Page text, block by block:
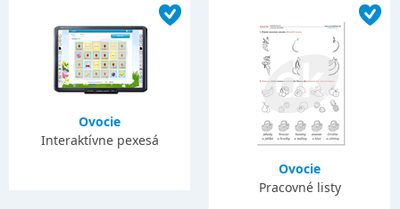
Ovocie
Interaktívne pexesá
Ovocie
Pracovné listy